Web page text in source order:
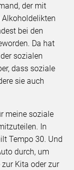
der mit
bei den
Da hat
sozialen
dass soziale
sie auch
meine soziale
In
Tempo 30. Und
durch, um
zur Kita oder zur